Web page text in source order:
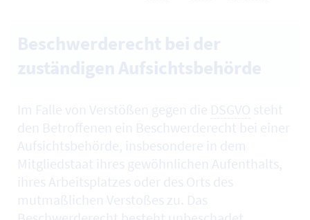
Im Falle von Verstößen gegen die DSGVO steht
den Betroffenen ein Beschwerderecht bei einer
Aufsichtsbehörde, insbesondere in dem
Mitgliedstaat ihres gewöhnlichen Aufenthalts,
ihres Arbeitsplatzes oder des Orts des
mutmaßlichen Verstoßes zu. Das